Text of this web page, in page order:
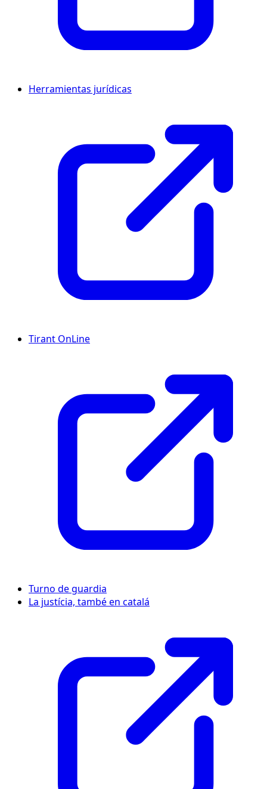
Herramientas jurídicas
Tirant OnLine
Turno de guardia
La justícia, també en catalá